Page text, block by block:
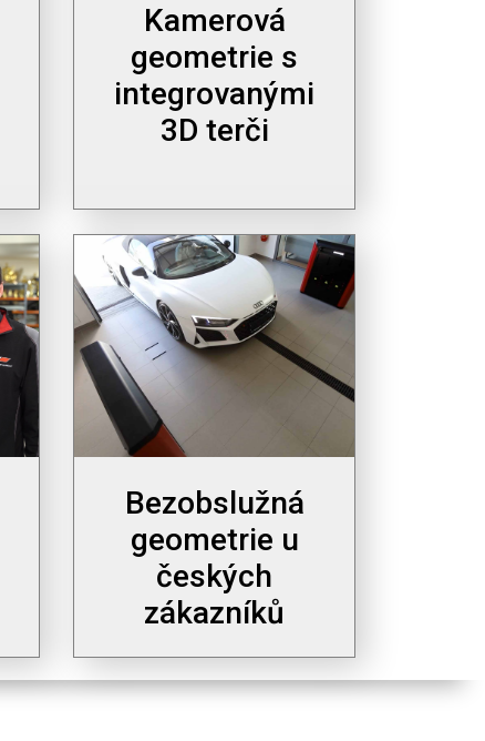
Kamerová
geometrie s
integrovanými
3D terči
Bezobslužná
geometrie u
českých
zákazníků